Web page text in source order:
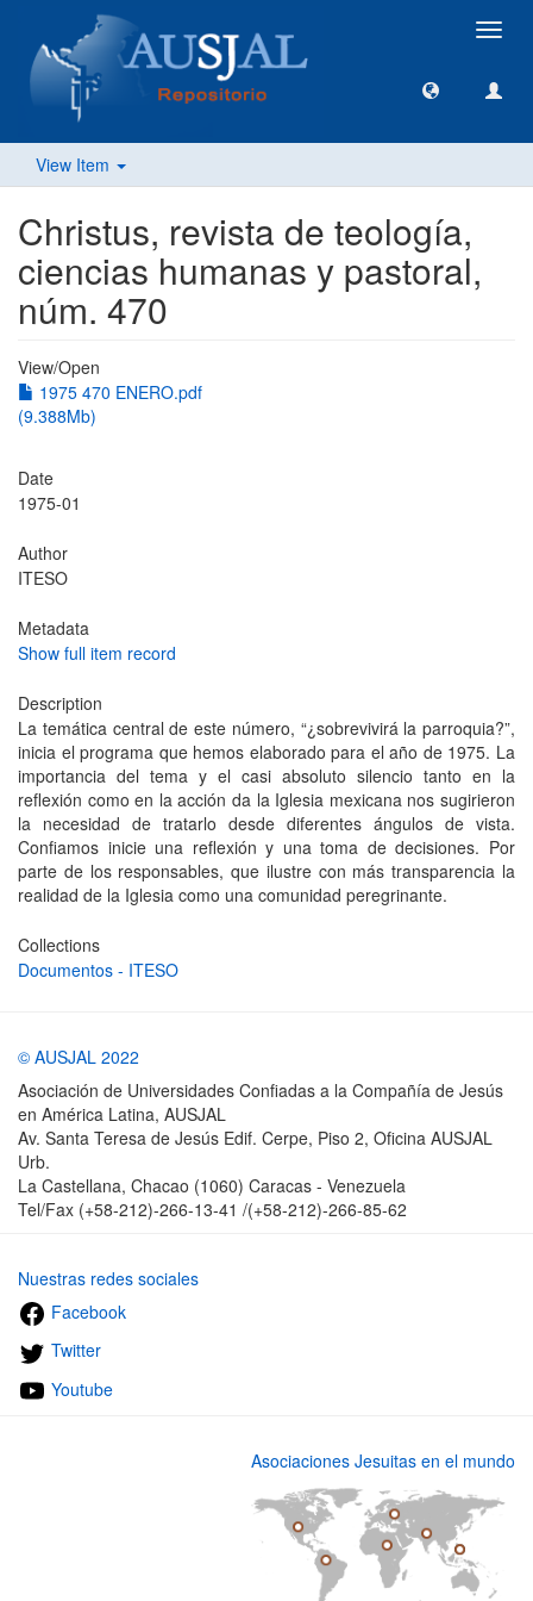
View Item
Christus, revista de teología,
ciencias humanas y pastoral,
núm. 470
View/Open
1975 470 ENERO.pdf
(9.388Mb)
Date
1975-01
Author
ITESO
Metadata
Show full item record
Description
La temática central de este número, “¿sobrevivirá la parroquia?”,
inicia el programa que hemos elaborado para el año de 1975. La
importancia del tema y el casi absoluto silencio tanto en la
reflexión como en la acción da la Iglesia mexicana nos sugirieron
la necesidad de tratarlo desde diferentes ángulos de vista.
Confiamos inicie una reflexión y una toma de decisiones. Por
parte de los responsables, que ilustre con más transparencia la
realidad de la Iglesia como una comunidad peregrinante.
Collections
Documentos - ITESO
© AUSJAL 2022
Asociación de Universidades Confiadas a la Compañía de Jesús
en América Latina, AUSJAL
Av. Santa Teresa de Jesús Edif. Cerpe, Piso 2, Oficina AUSJAL
Urb.
La Castellana, Chacao (1060) Caracas - Venezuela
Tel/Fax (+58-212)-266-13-41 /(+58-212)-266-85-62
Nuestras redes sociales
Facebook
Twitter
Youtube
Asociaciones Jesuitas en el mundo